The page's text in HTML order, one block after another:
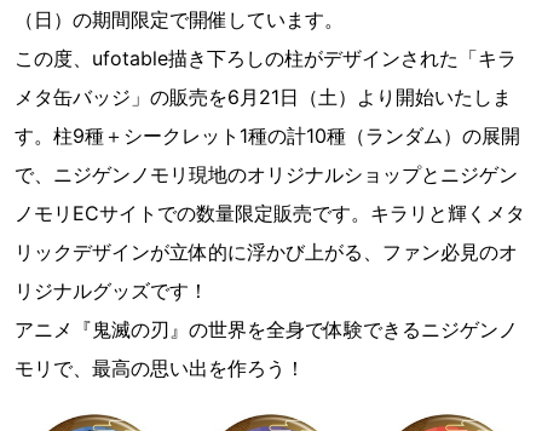
（日）の期間限定で開催しています。
この度、ufotable描き下ろしの柱がデザインされた「キラ
メタ缶バッジ」の販売を6月21日（土）より開始いたしま
す。柱9種＋シークレット1種の計10種（ランダム）の展開
で、ニジゲンノモリ現地のオリジナルショップとニジゲン
ノモリECサイトでの数量限定販売です。キラリと輝くメタ
リックデザインが立体的に浮かび上がる、ファン必見のオ
リジナルグッズです！
アニメ『鬼滅の刃』の世界を全身で体験できるニジゲンノ
モリで、最高の思い出を作ろう！